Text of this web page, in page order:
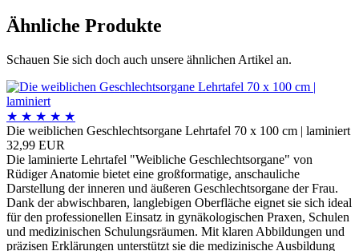
Ähnliche Produkte
Schauen Sie sich doch auch unsere ähnlichen Artikel an.
★ ★ ★ ★ ★
Die weiblichen Geschlechtsorgane Lehrtafel 70 x 100 cm | laminiert
32,99 EUR
Die laminierte Lehrtafel "Weibliche Geschlechtsorgane" von
Rüdiger Anatomie bietet eine großformatige, anschauliche
Darstellung der inneren und äußeren Geschlechtsorgane der Frau.
Dank der abwischbaren, langlebigen Oberfläche eignet sie sich ideal
für den professionellen Einsatz in gynäkologischen Praxen, Schulen
und medizinischen Schulungsräumen. Mit klaren Abbildungen und
präzisen Erklärungen unterstützt sie die medizinische Ausbildung